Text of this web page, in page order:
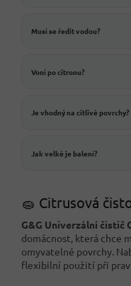
Musí se ředit vodou?
Voní po citronu?
Je vhodný na citlivé povrchy?
Jak velké je balení?
🧽 Citrusová
G&G Univerzální čistič
domácnost, která chce
omyvatelné povrchy.
flexibilní použití při